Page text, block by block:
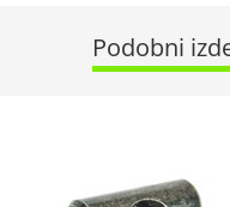
Podobni